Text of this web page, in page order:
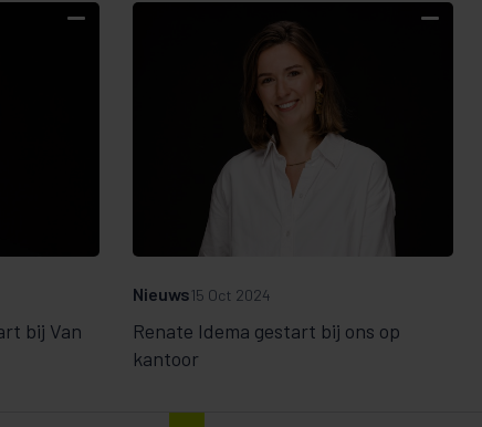
bij Van
Renate Idema gestart bij ons op
kantoor
Nieuws15 Oct 2024